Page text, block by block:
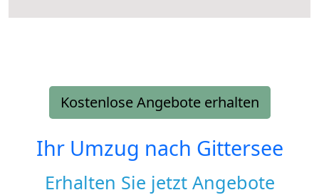
Kostenlose Angebote erhalten
Ihr Umzug nach Gittersee
Erhalten Sie jetzt Angebote